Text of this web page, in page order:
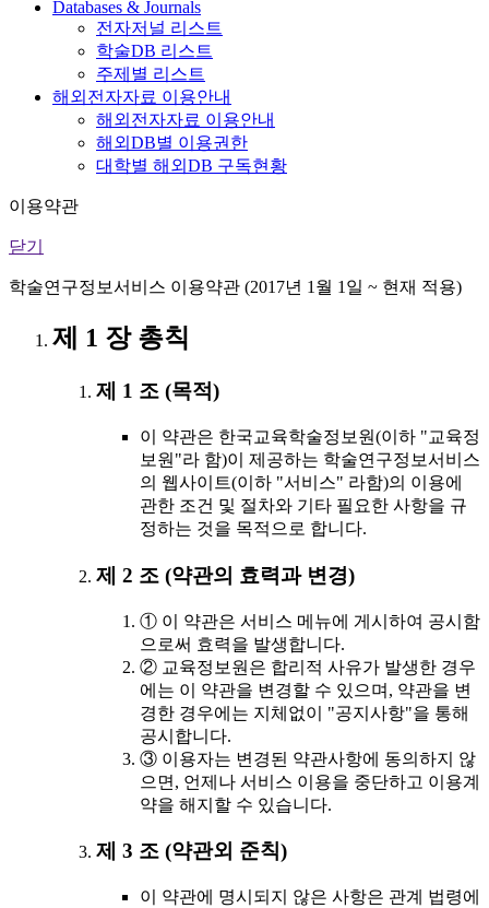
Databases & Journals
전자저널 리스트
학술DB 리스트
주제별 리스트
해외전자자료 이용안내
해외전자자료 이용안내
해외DB별 이용권한
대학별 해외DB 구독현황
이용약관
닫기
학술연구정보서비스 이용약관 (2017년 1월 1일 ~ 현재 적용)
제 1 장 총칙
제 1 조 (목적)
이 약관은 한국교육학술정보원(이하 "교육정
보원"라 함)이 제공하는 학술연구정보서비스
의 웹사이트(이하 "서비스" 라함)의 이용에
관한 조건 및 절차와 기타 필요한 사항을 규
정하는 것을 목적으로 합니다.
제 2 조 (약관의 효력과 변경)
① 이 약관은 서비스 메뉴에 게시하여 공시함
으로써 효력을 발생합니다.
② 교육정보원은 합리적 사유가 발생한 경우
에는 이 약관을 변경할 수 있으며, 약관을 변
경한 경우에는 지체없이 "공지사항"을 통해
공시합니다.
③ 이용자는 변경된 약관사항에 동의하지 않
으면, 언제나 서비스 이용을 중단하고 이용계
약을 해지할 수 있습니다.
제 3 조 (약관외 준칙)
이 약관에 명시되지 않은 사항은 관계 법령에